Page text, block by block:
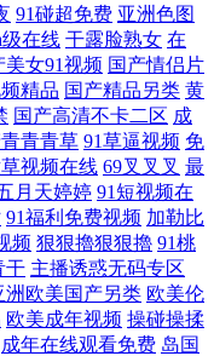
91碰超免费 亚洲色图
级在线 干露脸熟女 在
美女91视频 国产情侣片
精品 国产精品另类 黄
国产高清不卡二区 成
青青草 91草逼视频 免
视频在线 69叉叉叉 最
月天婷婷 91短视频在
91福利免费视频 加勒比
频 狠狠擼狠狠擼 91桃
干 主播诱惑无码专区
洲欧美国产另类 欧美伦
欧美成年视频 操碰操揉
成年在线观看免费 岛国